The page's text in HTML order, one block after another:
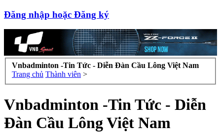
Đăng nhập hoặc Đăng ký
Vnbadminton -Tin Tức - Diễn Đàn Cầu Lông Việt Nam
Trang chủ Thành viên >
Vnbadminton -Tin Tức - Diễn
Đàn Cầu Lông Việt Nam